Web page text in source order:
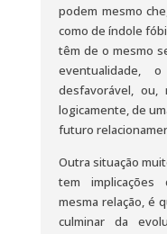
podem mesmo
como de índole
têm de o mesmo
eventualidade,
desfavorável, ou,
logicamente, de
futuro
Outra situação
tem implicações
mesma relação, é
culminar da